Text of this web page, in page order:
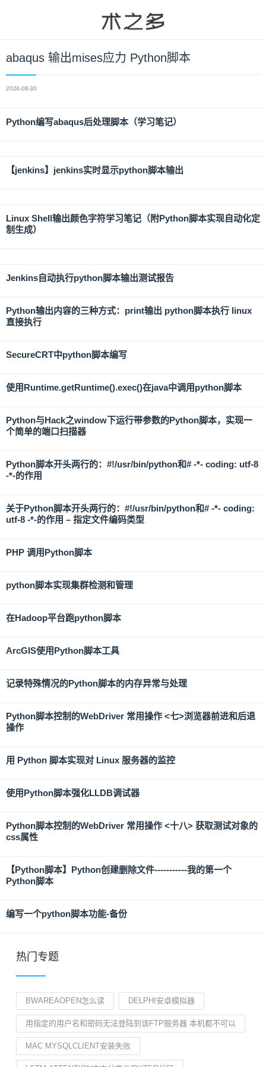
abaqus 输出mises应力 Python脚本
2024-08-30
Python编写abaqus后处理脚本（学习笔记）
【jenkins】jenkins实时显示python脚本输出
Linux Shell输出颜色字符学习笔记（附Python脚本实现自动化定
制生成）
Jenkins自动执行python脚本输出测试报告
Python输出内容的三种方式：print输出 python脚本执行 linux
直接执行
SecureCRT中python脚本编写
使用Runtime.getRuntime().exec()在java中调用python脚本
Python与Hack之window下运行带参数的Python脚本，实现一
个简单的端口扫描器
Python脚本开头两行的：#!/usr/bin/python和# -*- coding: utf-8
-*-的作用
关于Python脚本开头两行的：#!/usr/bin/python和# -*- coding:
utf-8 -*-的作用 – 指定文件编码类型
PHP 调用Python脚本
python脚本实现集群检测和管理
在Hadoop平台跑python脚本
ArcGIS使用Python脚本工具
记录特殊情况的Python脚本的内存异常与处理
Python脚本控制的WebDriver 常用操作 <七>浏览器前进和后退
操作
用 Python 脚本实现对 Linux 服务器的监控
使用Python脚本强化LLDB调试器
Python脚本控制的WebDriver 常用操作 <十八> 获取测试对象的
css属性
【Python脚本】Python创建删除文件-----------我的第一个
Python脚本
编写一个python脚本功能-备份
热门专题
BWAREAOPEN怎么读 DELPHI安卓模拟器
用指定的用户名和密码无法登陆到该FTP服务器 本机都不可以
MAC MYSQLCLIENT安装失败